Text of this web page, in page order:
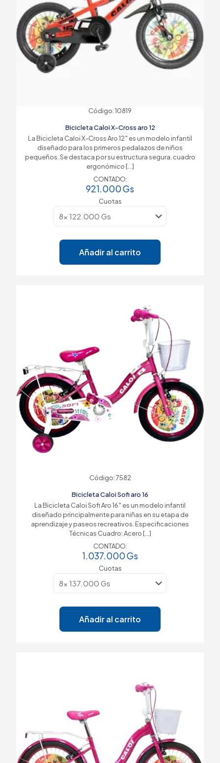
Código: 10819
Bicicleta Caloi X-Cross aro 12
La Bicicleta Caloi X-Cross Aro 12″ es un modelo infantil
diseñado para los primeros pedalazos de niños
pequeños. Se destaca por su estructura segura, cuadro
ergonómico […]
CONTADO:
921.000Gs
Cuotas
Añadir al carrito
Código: 7582
Bicicleta Caloi Sofi aro 16
La Bicicleta Caloi Sofi Aro 16″ es un modelo infantil
diseñado principalmente para niñas en su etapa de
aprendizaje y paseos recreativos. Especificaciones
Técnicas Cuadro: Acero […]
CONTADO:
1.037.000Gs
Cuotas
Añadir al carrito